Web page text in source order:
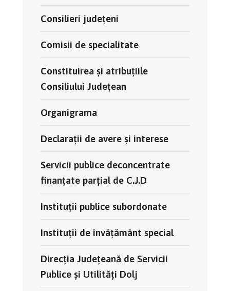
Consilieri județeni
Comisii de specialitate
Constituirea și atribuțiile
Consiliului Județean
Organigrama
Declarații de avere și interese
Servicii publice deconcentrate
finanțate parțial de C.J.D
Instituții publice subordonate
Instituții de învățământ special
Direcția Județeană de Servicii
Publice și Utilități Dolj